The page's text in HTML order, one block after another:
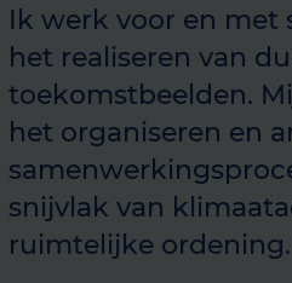
Ik werk voor en met
het realiseren van
toekomstbeelden.
het organiseren en
snijvlak van
ruimtelijke ordening.